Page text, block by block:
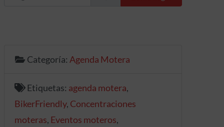
Categoría: Agenda Motera
Etiquetas: agenda motera,
BikerFriendly, Concentraciones
moteras, Eventos moteros,